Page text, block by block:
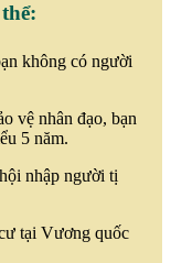
không có người
vệ nhân đạo, bạn
5 năm.
nhập người tị
tại Vương quốc